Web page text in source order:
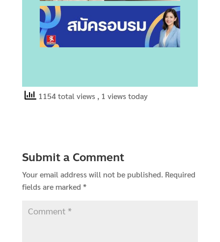
1154 total views , 1 views today
Submit a Comment
Your email address will not be published. Required
fields are marked *